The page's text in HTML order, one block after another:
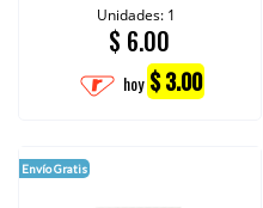
Unidades: 1
$ 6.00
hoy $ 3.00
Envío Gratis